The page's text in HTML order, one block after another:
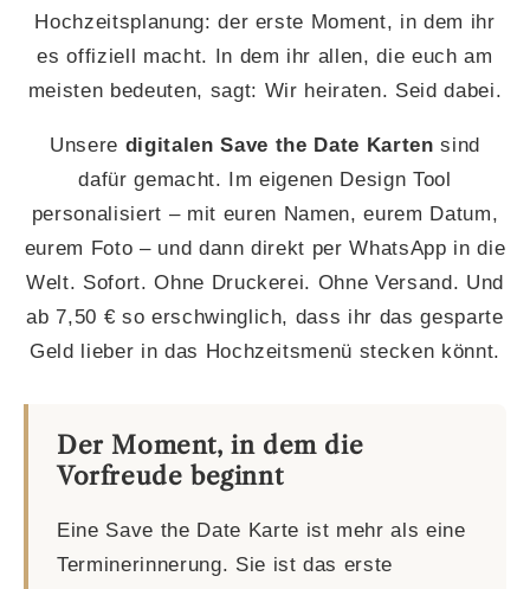
Hochzeitsplanung: der erste Moment, in dem ihr
es offiziell macht. In dem ihr allen, die euch am
meisten bedeuten, sagt: Wir heiraten. Seid dabei.
Unsere digitalen Save the Date Karten sind
dafür gemacht. Im eigenen Design Tool
personalisiert – mit euren Namen, eurem Datum,
eurem Foto – und dann direkt per WhatsApp in die
Welt. Sofort. Ohne Druckerei. Ohne Versand. Und
ab 7,50 € so erschwinglich, dass ihr das gesparte
Geld lieber in das Hochzeitsmenü stecken könnt.
Der Moment, in dem die
Vorfreude beginnt
Eine Save the Date Karte ist mehr als eine
Terminerinnerung. Sie ist das erste